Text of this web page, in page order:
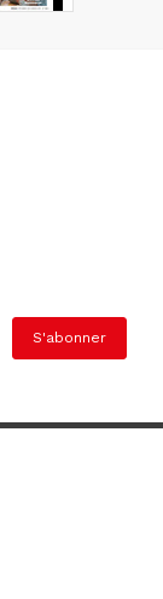
S'abonner